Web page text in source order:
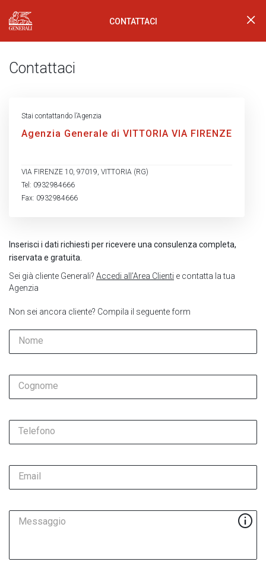
Generali Logo CONTATTACI
Contattaci
Inserisci i dati richiesti per ricevere una consulenza completa,
riservata e gratuita.
Sei già cliente Generali? Accedi all’Area Clienti e contatta la tua
Agenzia
Non sei ancora cliente? Compila il seguente form
Nome
Cognome
Telefono
Email
Messaggio
Stai contattando l’Agenzia
Agenzia Generale di VITTORIA VIA FIRENZE
VIA FIRENZE 10, 97019, VITTORIA (RG)
Tel: 0932984666
Fax: 0932984666